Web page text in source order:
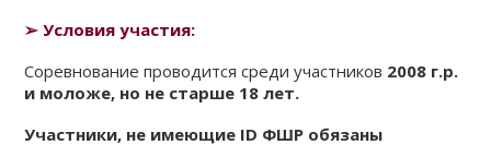
➢ Условия участия:
Соревнование проводится среди участников 2008 г.р.
и моложе, но не старше 18 лет.
Участники, не имеющие ID ФШР обязаны